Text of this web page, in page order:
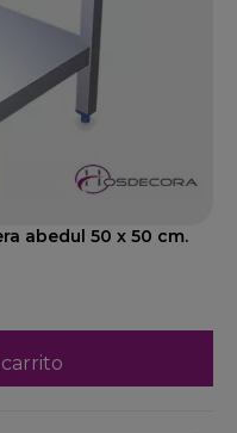
abedul 50 x 50 cm.